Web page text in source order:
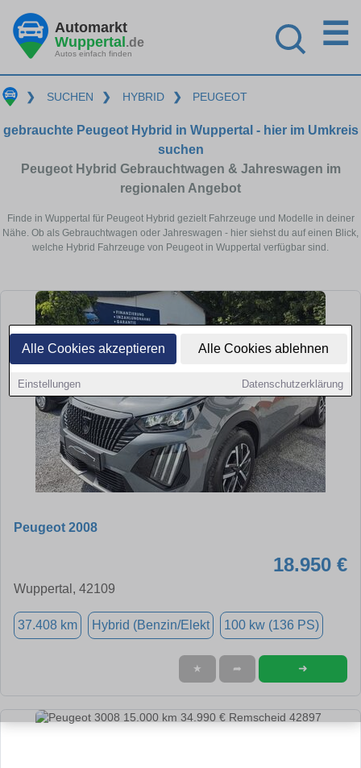
Alle Cookies akzeptieren Alle Cookies ablehnen
Einstellungen Datenschutzerklärung
Automarkt
Wuppertal.de
Autos einfach finden
☰
❯ SUCHEN ❯ HYBRID ❯ PEUGEOT
gebrauchte Peugeot Hybrid in Wuppertal - hier im Umkreis
suchen
Peugeot Hybrid Gebrauchtwagen & Jahreswagen im
regionalen Angebot
Finde in Wuppertal für Peugeot Hybrid gezielt Fahrzeuge und Modelle in deiner
Nähe. Ob als Gebrauchtwagen oder Jahreswagen - hier siehst du auf einen Blick,
welche Hybrid Fahrzeuge von Peugeot in Wuppertal verfügbar sind.
Peugeot 2008
18.950 €
Wuppertal, 42109
37.408 km Hybrid (Benzin/Elekt 100 kw (136 PS)
★ ➦ ➜